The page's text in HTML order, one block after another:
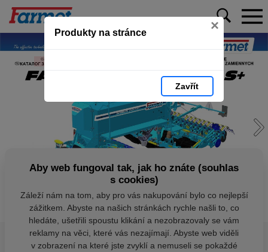
Produkty na stránce ×
Zavřít
Aby web fungoval tak, jak ho znáte (souhlas
s cookies)
Záleží nám na tom, aby pro vás nakupování bylo co nejlepší
zážitkem. Abyste na našich stránkách rychle našli to, co
hledáte, ušetřili spoustu klikání a nezobrazovaly se vám
reklamy na věci, které vás nezajímají. Abyste web viděli
v zobrazení na které jste zvyklí a nemuseli se pokaždé